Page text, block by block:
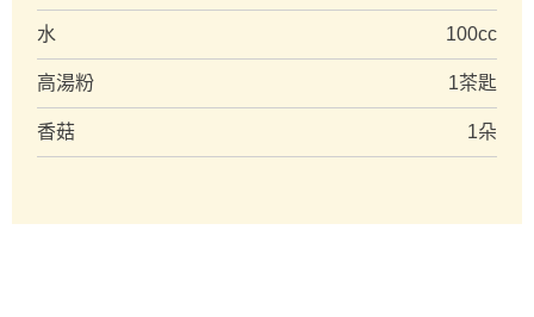
水 100cc
高湯粉 1茶匙
香菇 1朵